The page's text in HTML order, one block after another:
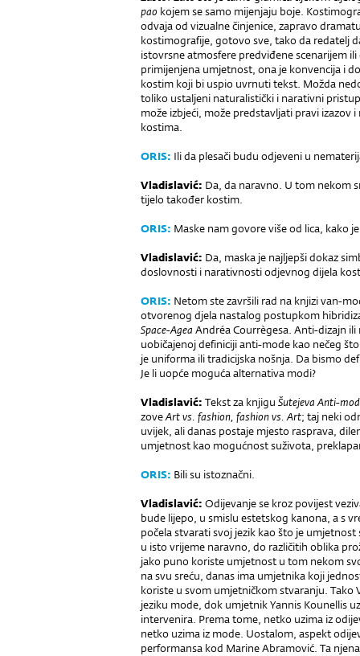
pao kojem se samo mijenjaju boje.
odvaja od vizualne činjenice, zapravo
kostimografije, gotovo sve, tako da redatelj
istovrsne atmosfere predviđene scenarijem
primijenjena umjetnost, ona je konvencija i
kostim koji bi uspio uvrnuti tekst. Možda
toliko ustaljeni naturalistički i narativni
može izbjeći, može predstavljati pravi
kostima.
ORIS: Ili da plesači budu odjeveni u
Vladislavić: Da, da naravno. U tom nekom
tijelo također kostim.
ORIS: Maske nam govore više od lica, kako
Vladislavić: Da, maska je najljepši dokaz
doslovnosti i narativnosti odjevnog dijela
ORIS: Netom ste završili rad na knjizi van-
otvorenog djela nastalog postupkom
Space-Agea Andréa Courrègesa. Anti-dizajn
uobičajenoj definiciji anti-mode kao nečeg
je uniforma ili tradicijska nošnja. Da bismo
Je li uopće moguća alternativa modi?
Vladislavić: Tekst za knjigu Šutejeva Anti-
zoveArt vs. fashion, fashion vs. Art; taj neki
uvijek, ali danas postaje mjesto rasprava,
umjetnost kao mogućnost suživota,
ORIS: Bili su istoznačni.
Vladislavić: Odijevanje se kroz povijest
bude lijepo, u smislu estetskog kanona, a s
počela stvarati svoj jezik kao što je
u isto vrijeme naravno, do različitih oblika
jako puno koriste umjetnost u tom nekom
na svu sreću, danas ima umjetnika koji
koriste u svom umjetničkom stvaranju. Tako
jeziku mode, dok umjetnik Yannis Kounellis
intervenira. Prema tome, netko uzima iz
netko uzima iz mode. Uostalom, aspekt
performansa kod Marine Abramović. Ta